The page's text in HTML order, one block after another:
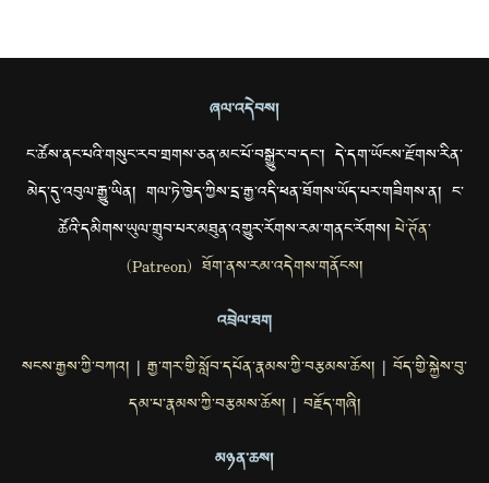
ཞལ་འདེབས།
ང་ཚོས་ནང་པའི་གསུང་རབ་གྲགས་ཅན་མང་པོ་བསྒྱུར་བ་དང་། དེ་དག་ཡོངས་རྫོགས་རིན་
མེད་དུ་འབུལ་རྒྱུ་ཡིན། གལ་ཏེ་ཁྱེད་ཀྱིས་དྲ་རྒྱ་འདི་ཕན་ཐོགས་ཡོད་པར་གཟིགས་ན། ང་
ཚོའི་དམིགས་ཡུལ་གྲུབ་པར་མཐུན་འགྱུར་རོགས་རམ་གནང་རོགས།པེ་ཊོན་
(Patreon) ཐོག་ནས་རམ་འདེགས་གནོངས།
འབྲེལ་ཐག
སངས་རྒྱས་ཀྱི་བཀའ། | རྒྱ་གར་གྱི་སློབ་དཔོན་རྣམས་ཀྱི་བརྩམས་ཆོས། | བོད་གྱི་སྐྱེས་བུ་
དམ་པ་རྣམས་ཀྱི་བརྩམས་ཆོས། | བརྗོད་གཞི།
མཉན་ཆས།